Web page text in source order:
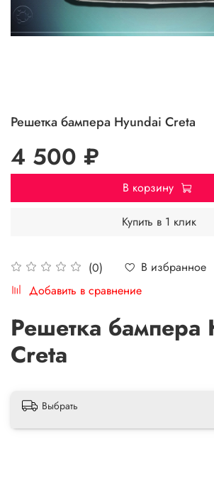
Решетка бампера Hyundai Creta
(0)
В избранное
Добавить в сравнение
4 500 ₽
В корзину
Купить в 1 клик
Решетка бампера
Creta
Выбрать